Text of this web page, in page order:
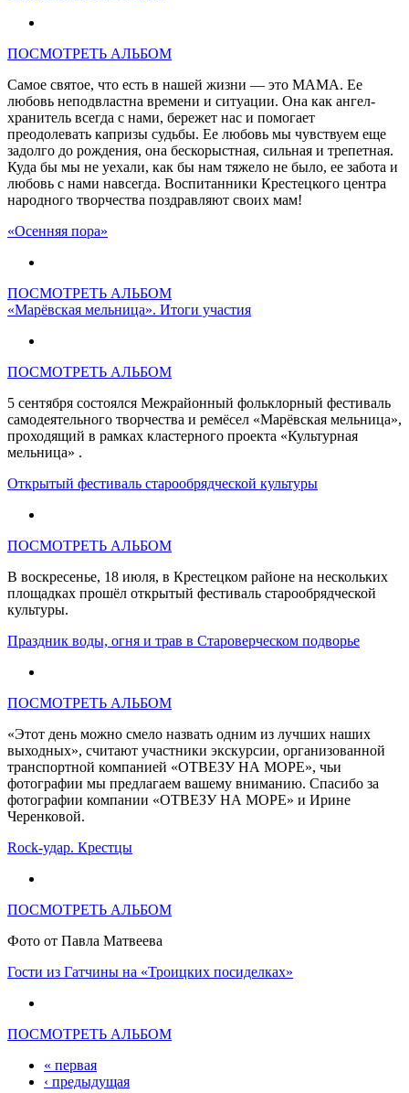
ПОСМОТРЕТЬ АЛЬБОМ
Самое святое, что есть в нашей жизни — это МАМА. Ее
любовь неподвластна времени и ситуации. Она как ангел-
хранитель всегда с нами, бережет нас и помогает
преодолевать капризы судьбы. Ее любовь мы чувствуем еще
задолго до рождения, она бескорыстная, сильная и трепетная.
Куда бы мы не уехали, как бы нам тяжело не было, ее забота и
любовь с нами навсегда. Воспитанники Крестецкого центра
народного творчества поздравляют своих мам!
«Осенняя пора»
ПОСМОТРЕТЬ АЛЬБОМ
«Марёвская мельница». Итоги участия
ПОСМОТРЕТЬ АЛЬБОМ
5 сентября состоялся Межрайонный фольклорный фестиваль
самодеятельного творчества и ремёсел «Марёвская мельница»,
проходящий в рамках кластерного проекта «Культурная
мельница» .
Открытый фестиваль старообрядческой культуры
ПОСМОТРЕТЬ АЛЬБОМ
В воскресенье, 18 июля, в Крестецком районе на нескольких
площадках прошёл открытый фестиваль старообрядческой
культуры.
Праздник воды, огня и трав в Староверческом подворье
ПОСМОТРЕТЬ АЛЬБОМ
«Этот день можно смело назвать одним из лучших наших
выходных», считают участники экскурсии, организованной
транспортной компанией «ОТВЕЗУ НА МОРЕ», чьи
фотографии мы предлагаем вашему вниманию. Спасибо за
фотографии компании «ОТВЕЗУ НА МОРЕ» и Ирине
Черенковой.
Rock-удар. Крестцы
ПОСМОТРЕТЬ АЛЬБОМ
Фото от Павла Матвеева
Гости из Гатчины на «Троицких посиделках»
ПОСМОТРЕТЬ АЛЬБОМ
Страницы
« первая
‹ предыдущая